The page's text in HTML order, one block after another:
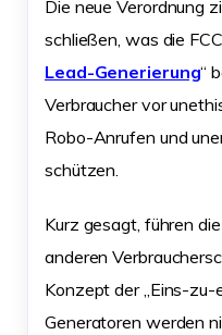
Die neue Verordnung
schließen, was die
Lead-Generierung“
Verbraucher vor
Robo-Anrufen und
schützen.
Kurz gesagt, führen
anderen
Konzept der „Eins-zu-
Generatoren werden